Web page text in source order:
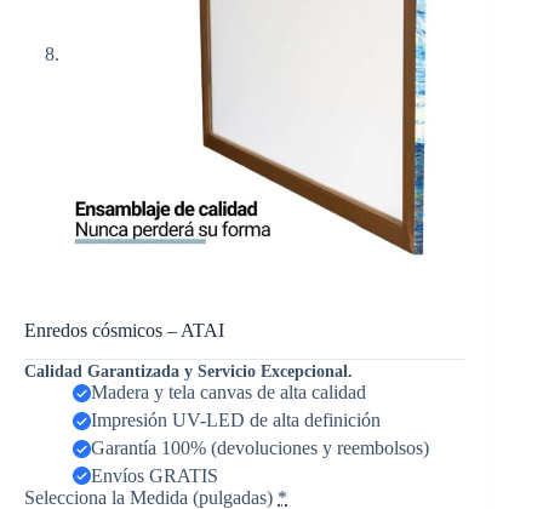
Enredos cósmicos – ATAI
Calidad Garantizada y Servicio Excepcional.
Madera y tela canvas de alta calidad
Impresión UV-LED de alta definición
Garantía 100% (devoluciones y reembolsos)
Envíos GRATIS
Selecciona la Medida (pulgadas) *